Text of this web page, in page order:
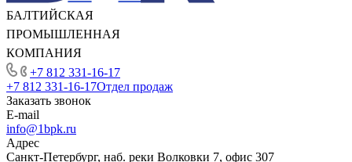
БАЛТИЙСКАЯ
ПРОМЫШЛЕННАЯ
КОМПАНИЯ
+7 812 331-16-17
+7 812 331-16-17Отдел продаж
Заказать звонок
E-mail
info@1bpk.ru
Адрес
Санкт-Петербург, наб. реки Волковки 7, офис 307